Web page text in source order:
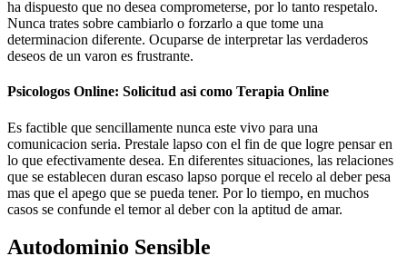
ha dispuesto que no desea comprometerse, por lo tanto respetalo.
Nunca trates sobre cambiarlo o forzarlo a que tome una
determinacion diferente. Ocuparse de interpretar las verdaderos
deseos de un varon es frustrante.
Psicologos Online: Solicitud asi­ como Terapia Online
Es factible que sencillamente nunca este vivo para una
comunicacion seria. Prestale lapso con el fin de que logre pensar en
lo que efectivamente desea. En diferentes situaciones, las relaciones
que se establecen duran escaso lapso porque el recelo al deber pesa
mas que el apego que se pueda tener. Por lo tiempo, en muchos
casos se confunde el temor al deber con la aptitud de amar.
Autodominio Sensible